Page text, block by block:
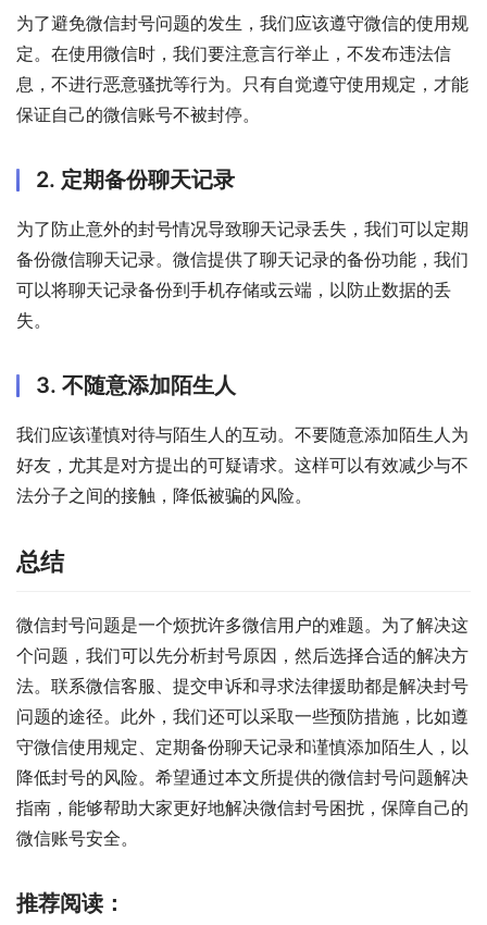
为了避免微信封号问题的发生，我们应该遵守微信的使用规
定。在使用微信时，我们要注意言行举止，不发布违法信
息，不进行恶意骚扰等行为。只有自觉遵守使用规定，才能
保证自己的微信账号不被封停。
2. 定期备份聊天记录
为了防止意外的封号情况导致聊天记录丢失，我们可以定期
备份微信聊天记录。微信提供了聊天记录的备份功能，我们
可以将聊天记录备份到手机存储或云端，以防止数据的丢
失。
3. 不随意添加陌生人
我们应该谨慎对待与陌生人的互动。不要随意添加陌生人为
好友，尤其是对方提出的可疑请求。这样可以有效减少与不
法分子之间的接触，降低被骗的风险。
总结
微信封号问题是一个烦扰许多微信用户的难题。为了解决这
个问题，我们可以先分析封号原因，然后选择合适的解决方
法。联系微信客服、提交申诉和寻求法律援助都是解决封号
问题的途径。此外，我们还可以采取一些预防措施，比如遵
守微信使用规定、定期备份聊天记录和谨慎添加陌生人，以
降低封号的风险。希望通过本文所提供的微信封号问题解决
指南，能够帮助大家更好地解决微信封号困扰，保障自己的
微信账号安全。
推荐阅读：